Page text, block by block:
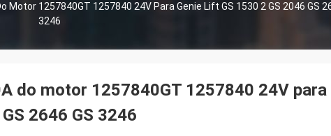
Motor 1257840GT 1257840 24V Para Genie Lift GS 1530 2 GS 2046 GS
3246
do motor 1257840GT 1257840 24V para
2646 GS 3246